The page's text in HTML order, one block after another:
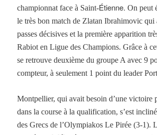
championnat face à Saint-Étienne. On peut
le très bon match de Zlatan Ibrahimovic qui
passes décisives et la première apparition
Rabiot en Ligue des Champions. Grâce à
se retrouve deuxième du groupe A avec 9
compteur, à seulement 1 point du leader
Montpellier, qui avait besoin d’une victoire
dans la course à la qualification, s’est
des Grecs de l’Olympiakos Le Pirée (3-1).